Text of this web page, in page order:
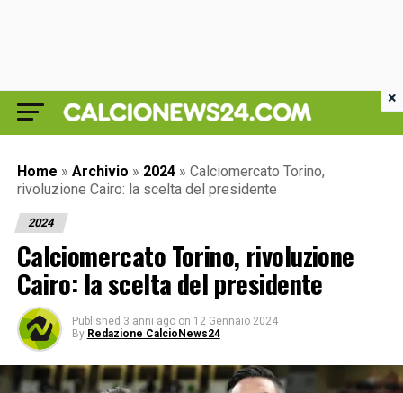
Home » Archivio » 2024 » Calciomercato Torino,
rivoluzione Cairo: la scelta del presidente
2024
Calciomercato Torino, rivoluzione
Cairo: la scelta del presidente
Published 3 anni ago on 12 Gennaio 2024
By Redazione CalcioNews24
×